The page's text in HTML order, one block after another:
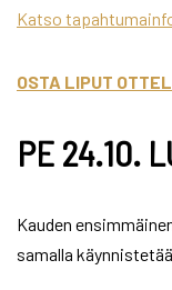
Katso
OSTA LIPUT
PE 24.10.
Kauden
samalla